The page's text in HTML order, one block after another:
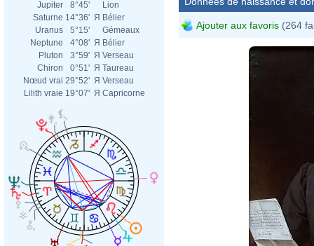
Jupiter
8°45'
Lion
Saturne 14°36' Я Bélier
Uranus
5°15'
Gémeaux
Neptune
4°08' Я Bélier
Pluton
3°59' Я Verseau
Chiron
0°51' Я Taureau
Nœud vrai 29°52' Я Verseau
Lilith vraie 19°07' Я Capricorne
Ajouter aux favoris (264